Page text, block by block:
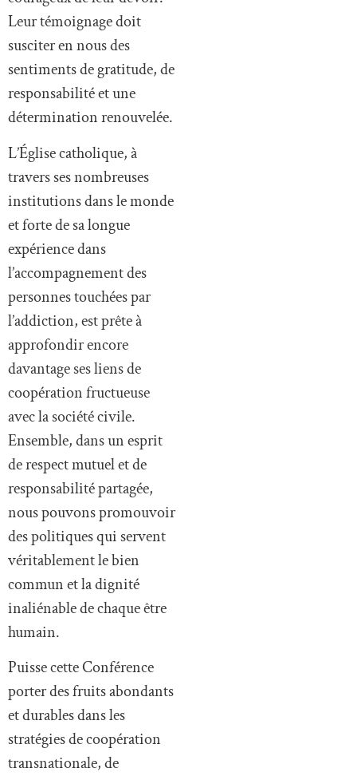
Leur témoignage doit
susciter en nous des
sentiments de gratitude, de
responsabilité et une
détermination renouvelée.
L’Église catholique, à
travers ses nombreuses
institutions dans le monde
et forte de sa longue
expérience dans
l’accompagnement des
personnes touchées par
l’addiction, est prête à
approfondir encore
davantage ses liens de
coopération fructueuse
avec la société civile.
Ensemble, dans un esprit
de respect mutuel et de
responsabilité partagée,
nous pouvons promouvoir
des politiques qui servent
véritablement le bien
commun et la dignité
inaliénable de chaque être
humain.
Puisse cette Conférence
porter des fruits abondants
et durables dans les
stratégies de coopération
transnationale, de